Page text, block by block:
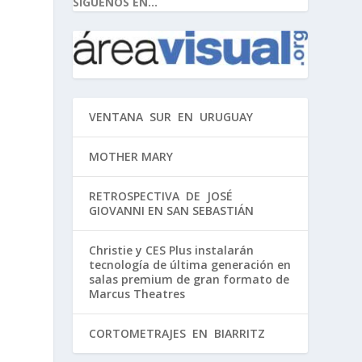
VENTANA SUR EN URUGUAY
MOTHER MARY
RETROSPECTIVA DE JOSÉ
GIOVANNI EN SAN SEBASTIÁN
Christie y CES Plus instalarán
tecnología de última generación en
salas premium de gran formato de
Marcus Theatres
CORTOMETRAJES EN BIARRITZ